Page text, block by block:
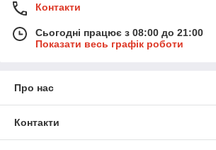
Контакти
Сьогодні працює з 08:00 до 21:00
Показати весь графік роботи
Про нас
Контакти